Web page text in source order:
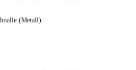
(Metall)